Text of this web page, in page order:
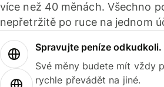
více než 40 měnách. Všechno
nepřetržitě po ruce na jednom
Spravujte peníze odkudkoli.
Své měny budete mít vždy
rychle převádět na jiné.